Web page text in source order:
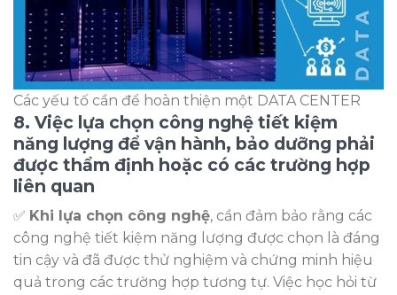
Các yếu tố cần để hoàn thiện một DATA CENTER
8. Việc lựa chọn công nghệ tiết kiệm
năng lượng để vận hành, bảo dưỡng phải
được thẩm định hoặc có các trường hợp
liên quan
✅ Khi lựa chọn công nghệ, cần đảm bảo rằng các
công nghệ tiết kiệm năng lượng được chọn là đáng
tin cậy và đã được thử nghiệm và chứng minh hiệu
quả trong các trường hợp tương tự. Việc học hỏi từ